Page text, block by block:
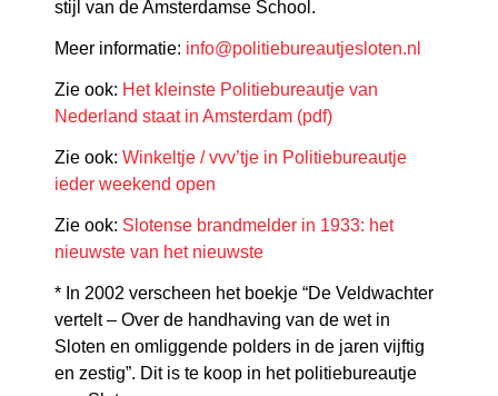
stijl van de Amsterdamse School.
Meer informatie: info@politiebureautjesloten.nl
Zie ook: Het kleinste Politiebureautje van
Nederland staat in Amsterdam (pdf)
Zie ook:Winkeltje / vvv’tje in Politiebureautje
ieder weekend open
Zie ook: Slotense brandmelder in 1933: het
nieuwste van het nieuwste
* In 2002 verscheen het boekje “De Veldwachter
vertelt – Over de handhaving van de wet in
Sloten en omliggende polders in de jaren vijftig
en zestig”. Dit is te koop in het politiebureautje